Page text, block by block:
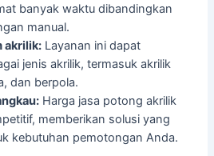
banyak waktu dibandingkan
manual.
akrilik: Layanan ini dapat
jenis akrilik, termasuk akrilik
dan berpola.
Harga jasa potong akrilik
memberikan solusi yang
kebutuhan pemotongan Anda.